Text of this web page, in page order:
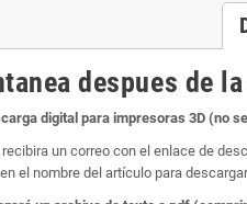
despues de
digital para impresoras 3D (no
un correo con el enlace de
el nombre del artículo para